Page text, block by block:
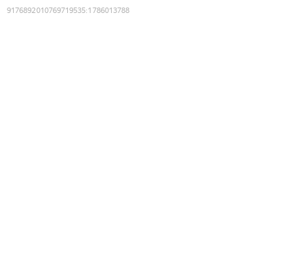
9176892010769719535:1786013788